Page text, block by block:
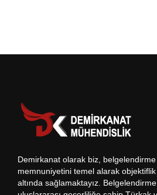
Demirkanat olarak biz,
memnuniyetini temel alarak objektiflik
altında sağlamaktayız.